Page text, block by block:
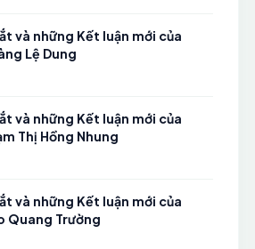
và những Kết luận mới của
Lệ Dung
và những Kết luận mới của
Thị Hồng Nhung
và những Kết luận mới của
Quang Trường